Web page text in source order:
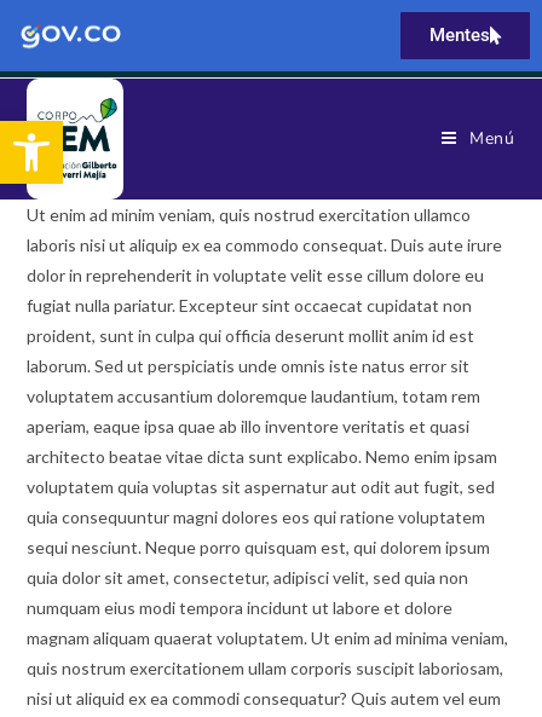
Abrir barra de herramientas
Mentes
Menú
Ut enim ad minim veniam, quis nostrud exercitation ullamco
laboris nisi ut aliquip ex ea commodo consequat. Duis aute irure
dolor in reprehenderit in voluptate velit esse cillum dolore eu
fugiat nulla pariatur. Excepteur sint occaecat cupidatat non
proident, sunt in culpa qui officia deserunt mollit anim id est
laborum. Sed ut perspiciatis unde omnis iste natus error sit
voluptatem accusantium doloremque laudantium, totam rem
aperiam, eaque ipsa quae ab illo inventore veritatis et quasi
architecto beatae vitae dicta sunt explicabo. Nemo enim ipsam
voluptatem quia voluptas sit aspernatur aut odit aut fugit, sed
quia consequuntur magni dolores eos qui ratione voluptatem
sequi nesciunt. Neque porro quisquam est, qui dolorem ipsum
quia dolor sit amet, consectetur, adipisci velit, sed quia non
numquam eius modi tempora incidunt ut labore et dolore
magnam aliquam quaerat voluptatem. Ut enim ad minima veniam,
quis nostrum exercitationem ullam corporis suscipit laboriosam,
nisi ut aliquid ex ea commodi consequatur? Quis autem vel eum